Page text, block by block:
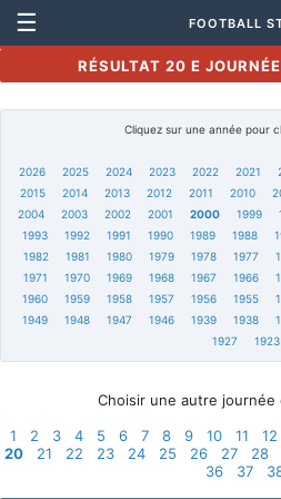
☰ FOOTBALL
RÉSULTAT 20 E
Cliquez sur une année pour
2026 2025 2024 2023 2022 2021
2015
2014 2013 2012 2011 2010
2004
2003 2002 2001 2000 1999
1993
1992 1991 1990 1989 1988
1982
1981 1980 1979 1978 1977
1971
1970 1969 1968 1967 1966
1960
1959 1958 1957 1956 1955
1949
1948 1947 1946 1939 1938
1927
1923
Choisir une autre journée
1
2 3 4 5 6 7 8 9 10 11 12
20
21 22 23 24 25 26 27 28
36
37